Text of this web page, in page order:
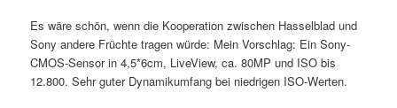
Es wäre schön, wenn die Kooperation zwischen Hasselblad und
Sony andere Früchte tragen würde: Mein Vorschlag: Ein Sony-
CMOS-Sensor in 4,5*6cm, LiveView, ca. 80MP und ISO bis
12.800. Sehr guter Dynamikumfang bei niedrigen ISO-Werten.